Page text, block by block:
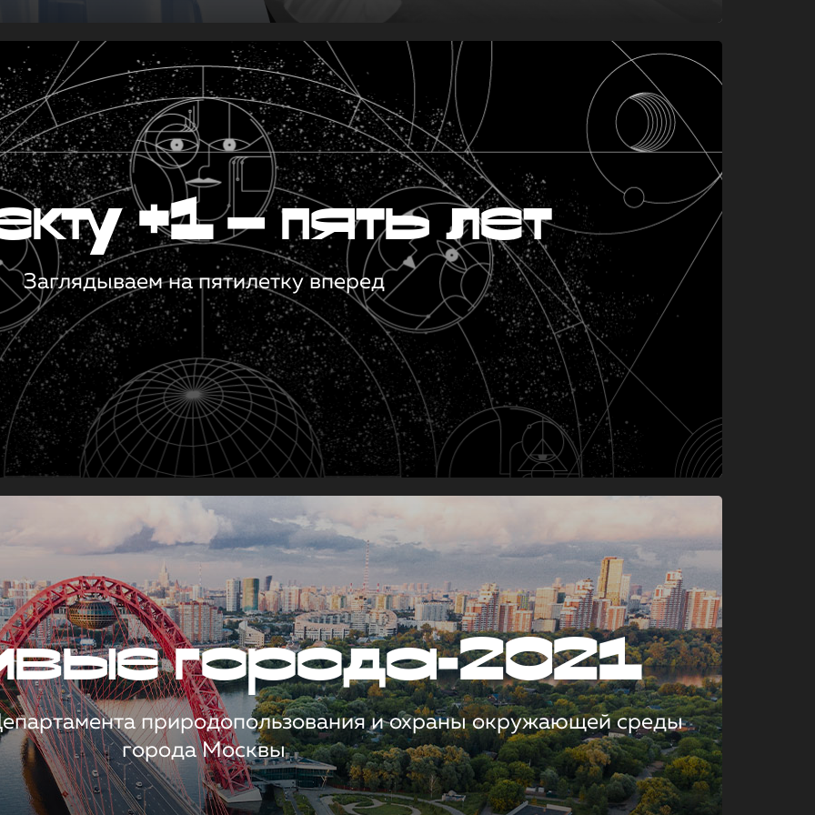
+1 — пять лет
Заглядываем на пятилетку вперед
города-2021
природопользования и охраны окружающей среды
города Москвы